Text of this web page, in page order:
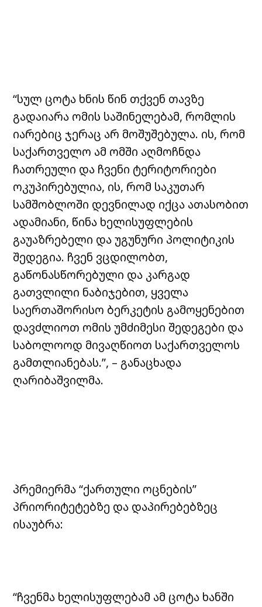
“სულ ცოტა ხნის წინ თქვენ თავზე
გადაიარა ომის საშინელებამ, რომლის
იარებიც ჯერაც არ მოშუშებულა. ის, რომ
საქართველო ამ ომში აღმოჩნდა
ჩათრეული და ჩვენი ტერიტორიები
ოკუპირებულია, ის, რომ საკუთარ
სამშობლოში დევნილად იქცა ათასობით
ადამიანი, წინა ხელისუფლების
გაუაზრებელი და უგუნური პოლიტიკის
შედეგია. ჩვენ ვცდილობთ,
გაწონასწორებული და კარგად
გათვლილი ნაბიჯებით, ყველა
საერთაშორისო ბერკეტის გამოყენებით
დავძლიოთ ომის უმძიმესი შედეგები და
საბოლოოდ მივაღწიოთ საქართველოს
გამთლიანებას.”, – განაცხადა
ღარიბაშვილმა.
პრემიერმა “ქართული ოცნების”
პრიორიტეტებზე და დაპირებებზეც
ისაუბრა:
“ჩვენმა ხელისუფლებამ ამ ცოტა ხანში